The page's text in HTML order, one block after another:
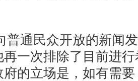
普通民众开放的新闻
一次排除了目前进
的立场是，如有需